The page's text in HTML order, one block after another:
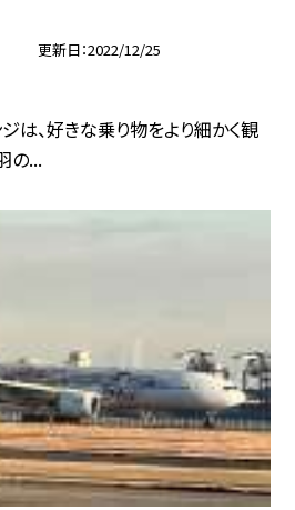
更新日 2022/12/25
は、好きな乗り物をより細かく観
の...